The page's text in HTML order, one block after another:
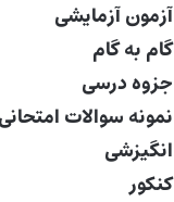
آزمون آزمایشی
گام به گام
جزوه درسی
نمونه سوالات امتحانی
انگیزشی
کنکور